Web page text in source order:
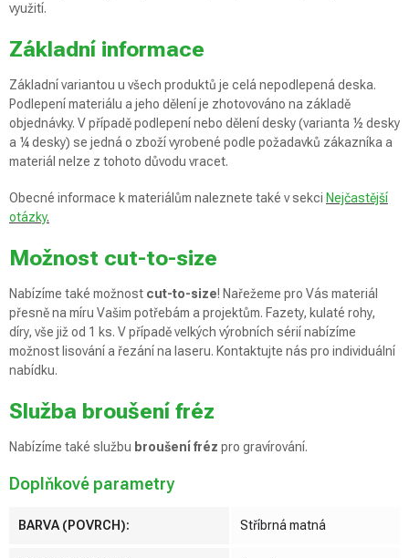
využití.
Základní informace
Základní variantou u všech produktů je celá nepodlepená deska.
Podlepení materiálu a jeho dělení je zhotovováno na základě
objednávky. V případě podlepení nebo dělení desky (varianta ½ desky
a ¼ desky) se jedná o zboží vyrobené podle požadavků zákazníka a
materiál nelze z tohoto důvodu vracet.
Obecné informace k materiálům naleznete také v sekci Nejčastější
otázky.
Možnost cut-to-size
Nabízíme také možnost cut-to-size! Nařežeme pro Vás materiál
přesně na míru Vašim potřebám a projektům. Fazety, kulaté rohy,
díry, vše již od 1 ks. V případě velkých výrobních sérií nabízíme
možnost lisování a řezání na laseru. Kontaktujte nás pro individuální
nabídku.
Služba broušení fréz
Nabízíme také službu broušení fréz pro gravírování.
Doplňkové parametry
BARVA (POVRCH): Stříbrná matná